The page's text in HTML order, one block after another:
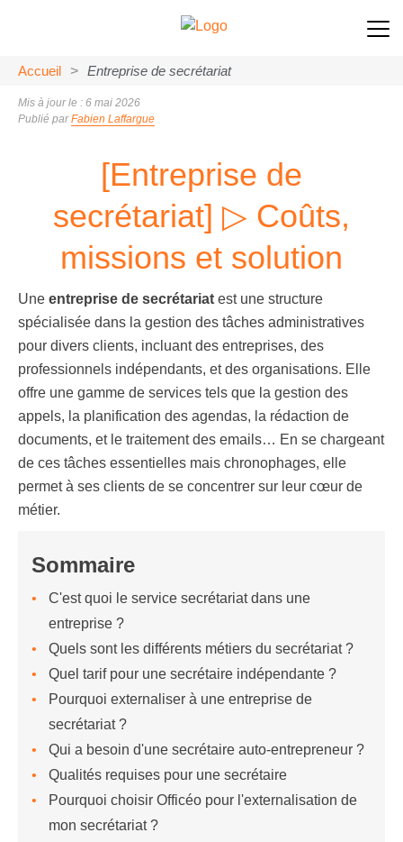
Accueil > Entreprise de secrétariat
Mis à jour le : 6 mai 2026
Publié parFabien Laffargue
[Entreprise de
secrétariat] ▷ Coûts,
missions et solution
Une entreprise de secrétariat est une structure
spécialisée dans la gestion des tâches administratives
pour divers clients, incluant des entreprises, des
professionnels indépendants, et des organisations. Elle
offre une gamme de services tels que la gestion des
appels, la planification des agendas, la rédaction de
documents, et le traitement des emails… En se chargeant
de ces tâches essentielles mais chronophages, elle
permet à ses clients de se concentrer sur leur cœur de
métier.
Sommaire
C'est quoi le service secrétariat dans une
entreprise ?
Quels sont les différents métiers du secrétariat ?
Quel tarif pour une secrétaire indépendante ?
Pourquoi externaliser à une entreprise de
secrétariat ?
Qui a besoin d'une secrétaire auto-entrepreneur ?
Qualités requises pour une secrétaire
Pourquoi choisir Officéo pour l'externalisation de
mon secrétariat ?